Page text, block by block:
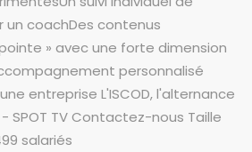
coachDes contenus
» avec une forte dimension
personnalisé
entreprise L'ISCOD, l'alternance
SPOT TV Contactez-nous Taille
salariés